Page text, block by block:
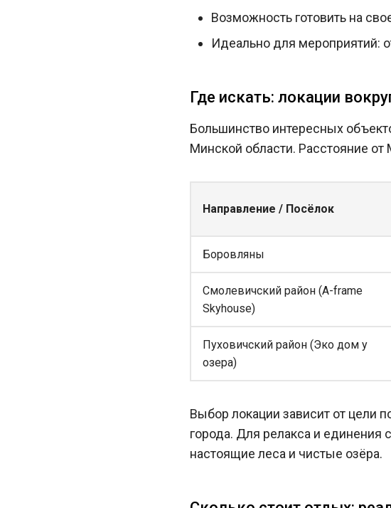
Возможность готовить на
Идеально для мероприятий:
Где искать: локации
Большинство интересных
Минской области. Расстояние
Направление / Посёлок
Боровляны
Смолевичский район (A-frame
Skyhouse)
Пуховичский район (Эко дом у
озера)
Выбор локации зависит от цели
города. Для релакса и единения
настоящие леса и чистые озёра.